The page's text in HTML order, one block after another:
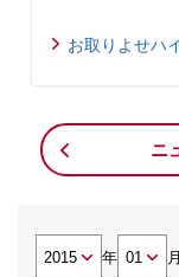
お取りよせハ
ニ
年 月